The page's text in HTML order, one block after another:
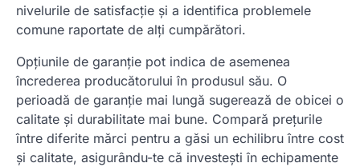
nivelurile de satisfacție și a identifica problemele
comune raportate de alți cumpărători.
Opțiunile de garanție pot indica de asemenea
încrederea producătorului în produsul său. O
perioadă de garanție mai lungă sugerează de obicei o
calitate și durabilitate mai bune. Compară prețurile
între diferite mărci pentru a găsi un echilibru între cost
și calitate, asigurându-te că investești în echipamente